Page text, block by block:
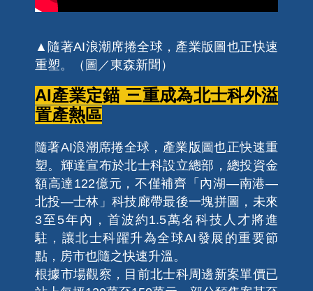
▲隨著AI浪潮席捲全球，產業版圖也正快速
重塑。（圖／東森新聞）
AI產業定錨 三重成為北士科外溢
置產熱區
隨著AI浪潮席捲全球，產業版圖也正快速重
塑。輝達宣布於北士科設立總部，總投資金
額高達122億元，不僅補齊「內湖—南港—
北投—士林」科技廊帶最後一塊拼圖，未來
3至5年內，首波約1.5萬名科技人才將進
駐，讓北士科躍升為全球AI發展的重要節
點，房市也隨之快速升溫。
根據市場觀察，目前北士科周邊新案單價已